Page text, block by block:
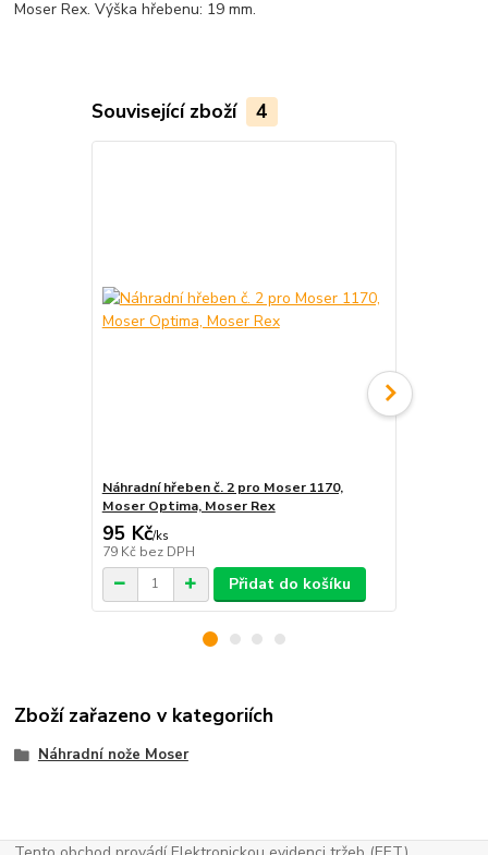
Moser Rex. Výška hřebenu: 19 mm.
Související zboží 4
Náhradní hřeben č. 2 pro Moser 1170,
Moser Optima, Moser Rex
95 Kč/ks
79 Kč bez DPH
Přidat do košíku
Zboží zařazeno v kategoriích
Náhradní nože Moser